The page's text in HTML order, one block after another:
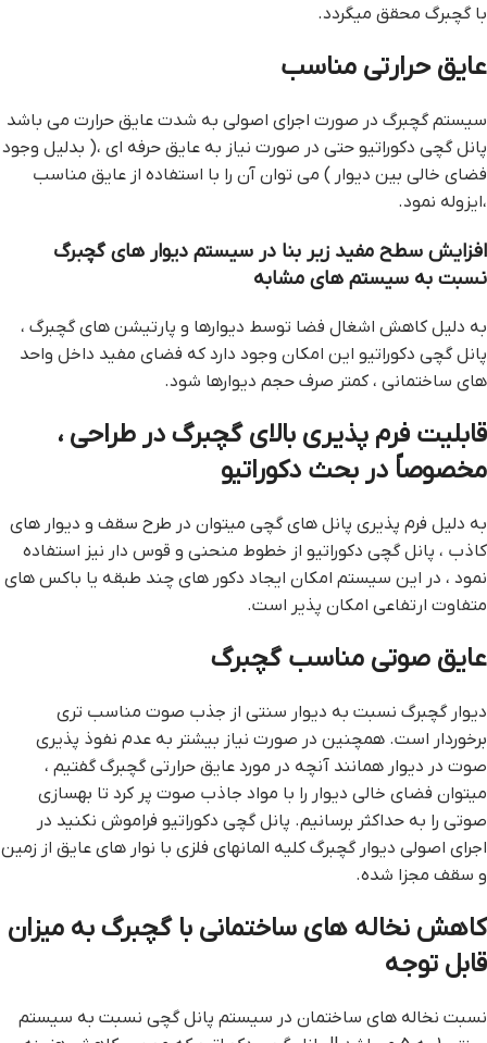
با گچبرگ محقق میگردد.
عایق حرارتی مناسب
سیستم گچبرگ در صورت اجرای اصولی به شدت عایق حرارت می باشد
پانل گچی دکوراتیو حتی در صورت نیاز به عایق حرفه ای ،( بدلیل وجود
فضای خالی بین دیوار ) می توان آن را با استفاده از عایق مناسب
،ایزوله نمود.
افزایش سطح مفید زیر بنا در سیستم دیوار های گچبرگ
نسبت به سیستم های مشابه
به دلیل كاهش اشغال فضا توسط دیوارها و پارتیشن های گچبرگ ،
پانل گچی دکوراتیو این امکان وجود دارد که فضای مفید داخل واحد
های ساختمانی ، کمتر صرف حجم دیوارها شود.
قابلیت فرم پذیری بالای گچبرگ در طراحی ،
مخصوصاً در بحث دكوراتیو
به دلیل فرم پذیری پانل های گچی میتوان در طرح سقف و دیوار های
کاذب ، پانل گچی دکوراتیو از خطوط منحنی و قوس دار نیز استفاده
نمود ، در این سیستم امکان ایجاد دکور های چند طبقه یا باکس های
متفاوت ارتفاعی امکان پذیر است.
عایق صوتی مناسب گچبرگ
دیوار گچبرگ نسبت به دیوار سنتی از جذب صوت مناسب تری
برخوردار است. همچنین در صورت نیاز بیشتر به عدم نفوذ پذیری
صوت در دیوار همانند آنچه در مورد عایق حرارتی گچبرگ گفتیم ،
میتوان فضای خالی دیوار را با مواد جاذب صوت پر کرد تا بهسازی
صوتی را به حداکثر برسانیم. پانل گچی دکوراتیو فراموش نکنید در
اجرای اصولی دیوار گچبرگ کلیه المانهای فلزی با نوار های عایق از زمین
و سقف مجزا شده.
کاهش نخاله های ساختمانی با گچبرگ به میزان
قابل توجه
نسبت نخاله های ساختمان در سیستم پانل گچی نسبت به سیستم